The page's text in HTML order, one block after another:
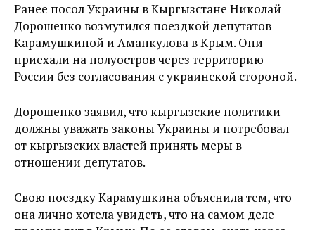
Ранее посол Украины в Кыргызстане Николай
Дорошенко возмутился поездкой депутатов
Карамушкиной и Аманкулова в Крым. Они
приехали на полуостров через территорию
России без согласования с украинской стороной.
Дорошенко заявил, что кыргызские политики
должны уважать законы Украины и потребовал
от кыргызских властей принять меры в
отношении депутатов.
Свою поездку Карамушкина объяснила тем, что
она лично хотела увидеть, что на самом деле